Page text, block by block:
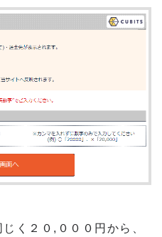
く２０,０００円から、